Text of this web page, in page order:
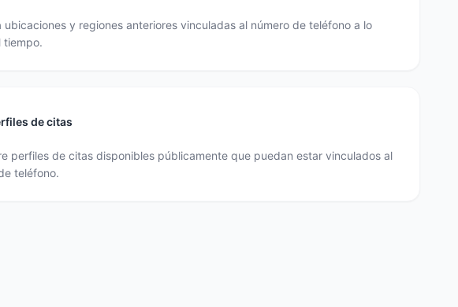
ubicaciones y regiones anteriores vinculadas al número de teléfono a lo
tiempo.
de citas
perfiles de citas disponibles públicamente que puedan estar vinculados al
teléfono.